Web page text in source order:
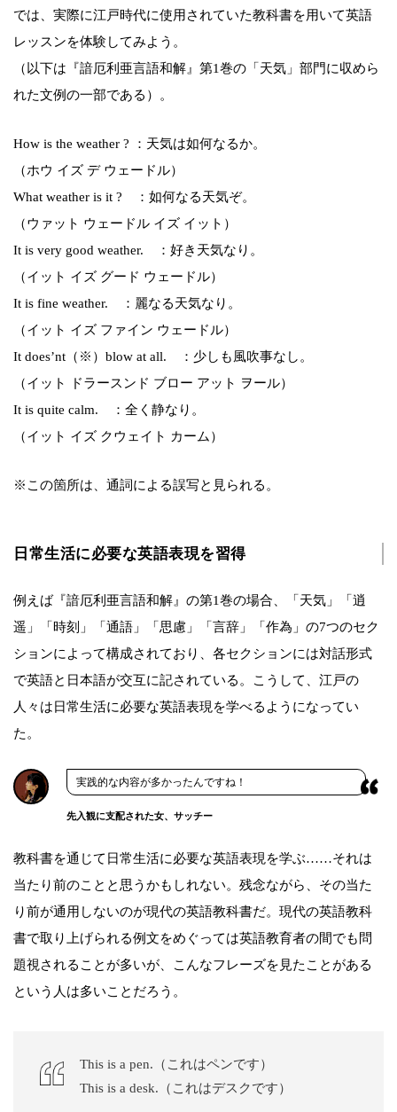
では、実際に江戸時代に使用されていた教科書を用いて英語
レッスンを体験してみよう。
（以下は『諳厄利亜言語和解』第1巻の「天気」部門に収めら
れた文例の一部である）。
How is the weather ? ：天気は如何なるか。
（ホウ イズ デ ウェードル）
What weather is it ? ：如何なる天気ぞ。
（ウァット ウェードル イズ イット）
It is very good weather. ：好き天気なり。
（イット イズ グード ウェードル）
It is fine weather. ：麗なる天気なり。
（イット イズ ファイン ウェードル）
It does’nt（※）blow at all. ：少しも風吹事なし。
（イット ドラースンド ブロー アット ヲール）
It is quite calm. ：全く静なり。
（イット イズ クウェイト カーム）
※この箇所は、通詞による誤写と見られる。
日常生活に必要な英語表現を習得
例えば『諳厄利亜言語和解』の第1巻の場合、「天気」「逍
遥」「時刻」「通語」「思慮」「言辞」「作為」の7つのセク
ションによって構成されており、各セクションには対話形式
で英語と日本語が交互に記されている。こうして、江戸の
人々は日常生活に必要な英語表現を学べるようになってい
た。
実践的な内容が多かったんですね！
先入観に支配された女、サッチー
教科書を通じて日常生活に必要な英語表現を学ぶ……それは
当たり前のことと思うかもしれない。残念ながら、その当た
り前が通用しないのが現代の英語教科書だ。現代の英語教科
書で取り上げられる例文をめぐっては英語教育者の間でも問
題視されることが多いが、こんなフレーズを見たことがある
という人は多いことだろう。
This is a pen.（これはペンです）
This is a desk.（これはデスクです）